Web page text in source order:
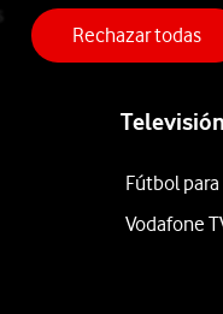
Televisión
Fútbol
Vodafone
Rechazar todas